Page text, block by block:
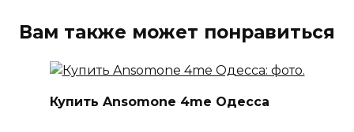
Вам также может понравиться
Купить Ansomone 4me Одесса